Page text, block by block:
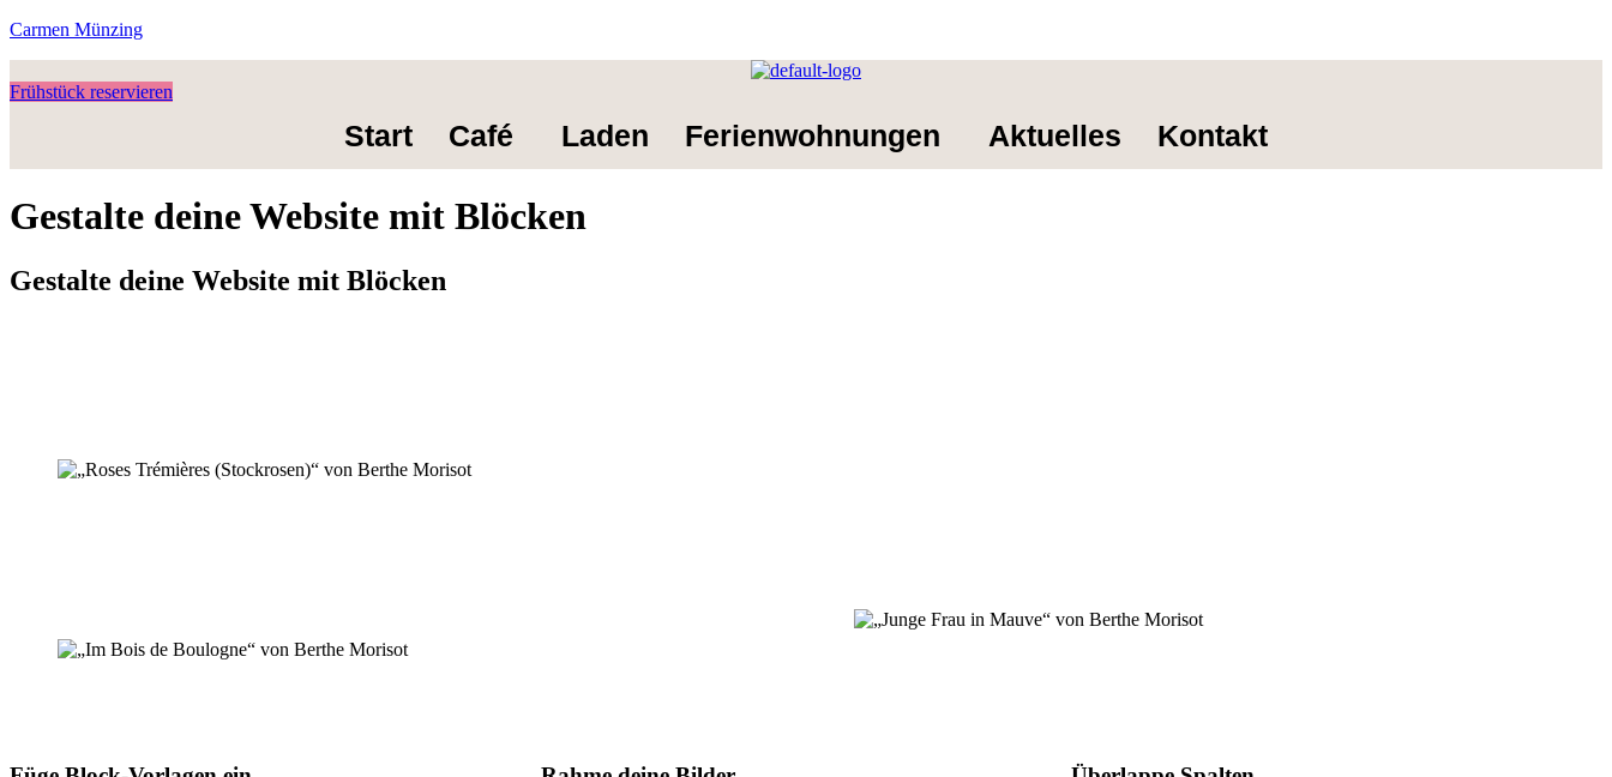
Carmen Münzing
Frühstück reservieren
Start Café Laden Ferienwohnungen Aktuelles Kontakt
Gestalte deine Website mit Blöcken
Gestalte deine Website mit Blöcken